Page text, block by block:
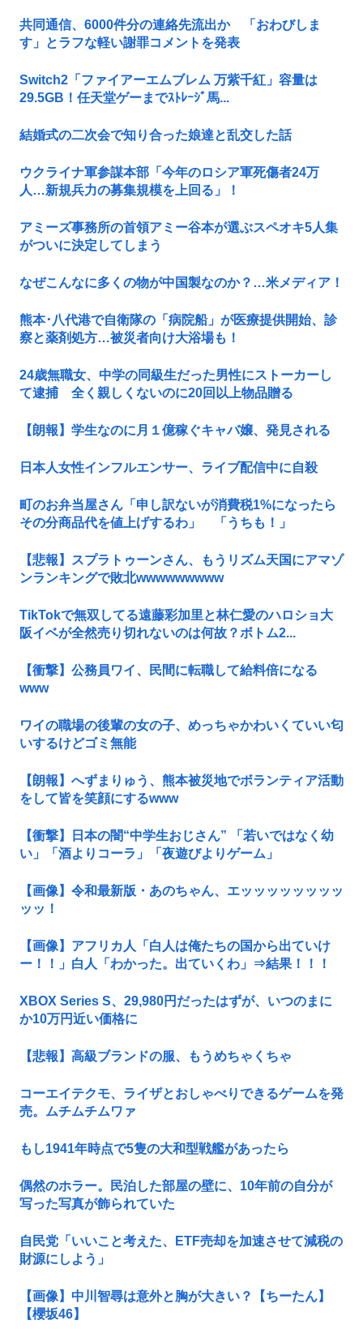
共同通信、6000件分の連絡先流出か 「おわびしま
す」とラフな軽い謝罪コメントを発表
Switch2「ファイアーエムブレム 万紫千紅」容量は
29.5GB！任天堂ゲーまでｽﾄﾚｰｼﾞ馬...
結婚式の二次会で知り合った娘達と乱交した話
ウクライナ軍参謀本部「今年のロシア軍死傷者24万
人…新規兵力の募集規模を上回る」！
アミーズ事務所の首領アミー谷本が選ぶスペオキ5人集
がついに決定してしまう
なぜこんなに多くの物が中国製なのか？…米メディア！
熊本･八代港で自衛隊の「病院船」が医療提供開始、診
察と薬剤処方…被災者向け大浴場も！
24歳無職女、中学の同級生だった男性にストーカーし
て逮捕 全く親しくないのに20回以上物品贈る
【朗報】学生なのに月１億稼ぐキャバ嬢、発見される
日本人女性インフルエンサー、ライブ配信中に自殺
町のお弁当屋さん「申し訳ないが消費税1%になったら
その分商品代を値上げするわ」 「うちも！」
【悲報】スプラトゥーンさん、もうリズム天国にアマゾ
ンランキングで敗北wwwwwwwww
TikTokで無双してる遠藤彩加里と林仁愛のハロショ大
阪イベが全然売り切れないのは何故？ボトム2...
【衝撃】公務員ワイ、民間に転職して給料倍になる
www
ワイの職場の後輩の女の子、めっちゃかわいくていい匂
いするけどゴミ無能
【朗報】へずまりゅう、熊本被災地でボランティア活動
をして皆を笑顔にするwww
【衝撃】日本の闇“中学生おじさん” 「若いではなく幼
い」「酒よりコーラ」「夜遊びよりゲーム」
【画像】令和最新版・あのちゃん、エッッッッッッッッ
ッッ！
【画像】アフリカ人「白人は俺たちの国から出ていけ
ー！！」白人「わかった。出ていくわ」⇒結果！！！
XBOX Series S、29,980円だったはずが、いつのまに
か10万円近い価格に
【悲報】高級ブランドの服、もうめちゃくちゃ
コーエイテクモ、ライザとおしゃべりできるゲームを発
売。ムチムチムワァ
もし1941年時点で5隻の大和型戦艦があったら
偶然のホラー。民泊した部屋の壁に、10年前の自分が
写った写真が飾られていた
自民党「いいこと考えた、ETF売却を加速させて減税の
財源にしよう」
【画像】中川智尋は意外と胸が大きい？【ちーたん】
【櫻坂46】